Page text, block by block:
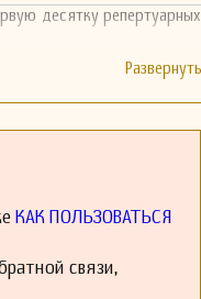
десятку репертуарных
КАК ПОЛЬЗОВАТЬСЯ
связи,